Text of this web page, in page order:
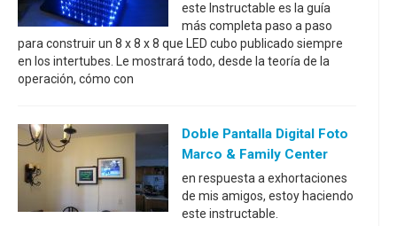
este Instructable es la guía
más completa paso a paso
para construir un 8 x 8 x 8 que LED cubo publicado siempre
en los intertubes. Le mostrará todo, desde la teoría de la
operación, cómo con
Doble Pantalla Digital Foto
Marco & Family Center
en respuesta a exhortaciones
de mis amigos, estoy haciendo
este instructable.